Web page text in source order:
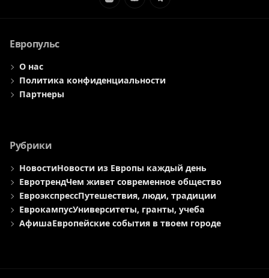
ЭлементЭлементЭлемент
Европульс
О нас
Политика конфиденциальности
Партнеры
Рубрики
НовостиНовости из Европы каждый день
ЕвротрендЧем живет современное общество
ЕвроэкспрессПутешествия, люди, традиции
ЕврокампусУниверситеты, гранты, учеба
АфишаЕвропейские события в твоем городе